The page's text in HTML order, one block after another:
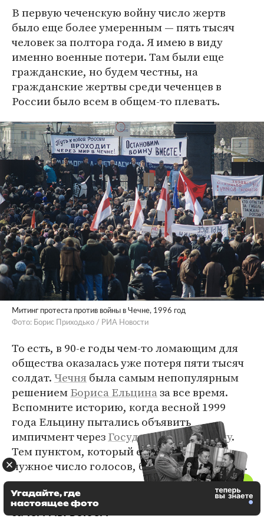
В первую чеченскую войну число жертв
было еще более умеренным — пять тысяч
человек за полтора года. Я имею в виду
именно военные потери. Там были еще
гражданские, но будем честны, на
гражданские жертвы среди чеченцев в
России было всем в общем-то плевать.
Митинг протеста против войны в Чечне, 1996 год
Фото: Борис Приходько / РИА Новости
То есть, в 90-е годы чем-то ломающим для
общества оказалась уже потеря пяти тысяч
солдат.Чечня была самым непопулярным
решениемБориса Ельциназа все время.
Вспомните историю, когда весной 1999
года Ельцину пытались объявить
импичмент черезГосударственную думу.
Тем пунктом, который едва не набрал
нужное число голосов, была именно Чечня.
«Во второй чеченской было понятно,
зачем мы воюем»
Угадайте, где
настоящее фото